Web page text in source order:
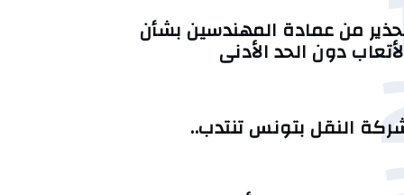
من عمادة المهندسين بشأن
دون الحد الأدنى
النقل بتونس تنتدب..